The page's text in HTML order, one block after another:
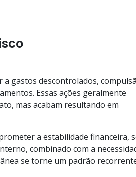
a gastos descontrolados,
Essas ações geralmente
mas acabam resultando em
a estabilidade financeira,
combinado com a
se torne um padrão